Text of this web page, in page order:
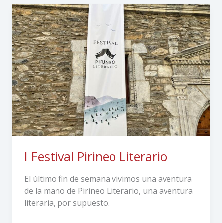
I Festival Pirineo Literario
El último fin de semana vivimos una aventura
de la mano de Pirineo Literario, una aventura
literaria, por supuesto.
I
Festival
Pirineo
Literario